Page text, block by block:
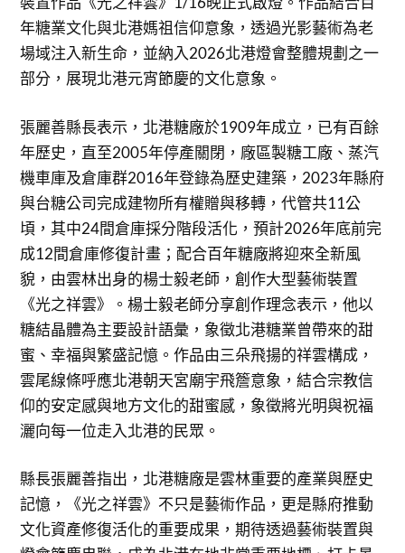
年糖業文化與北港媽祖信仰意象，透過光影藝術為老
場域注入新生命，並納入2026北港燈會整體規劃之一
部分，展現北港元宵節慶的文化意象。
張麗善縣長表示，北港糖廠於1909年成立，已有百餘
年歷史，直至2005年停產關閉，廠區製糖工廠、蒸汽
機車庫及倉庫群2016年登錄為歷史建築，2023年縣府
與台糖公司完成建物所有權贈與移轉，代管共11公
頃，其中24間倉庫採分階段活化，預計2026年底前完
成12間倉庫修復計畫；配合百年糖廠將迎來全新風
貌，由雲林出身的楊士毅老師，創作大型藝術裝置
《光之祥雲》。楊士毅老師分享創作理念表示，他以
糖結晶體為主要設計語彙，象徵北港糖業曾帶來的甜
蜜、幸福與繁盛記憶。作品由三朵飛揚的祥雲構成，
雲尾線條呼應北港朝天宮廟宇飛簷意象，結合宗教信
仰的安定感與地方文化的甜蜜感，象徵將光明與祝福
灑向每一位走入北港的民眾。
縣長張麗善指出，北港糖廠是雲林重要的產業與歷史
記憶，《光之祥雲》不只是藝術作品，更是縣府推動
文化資產修復活化的重要成果，期待透過藝術裝置與